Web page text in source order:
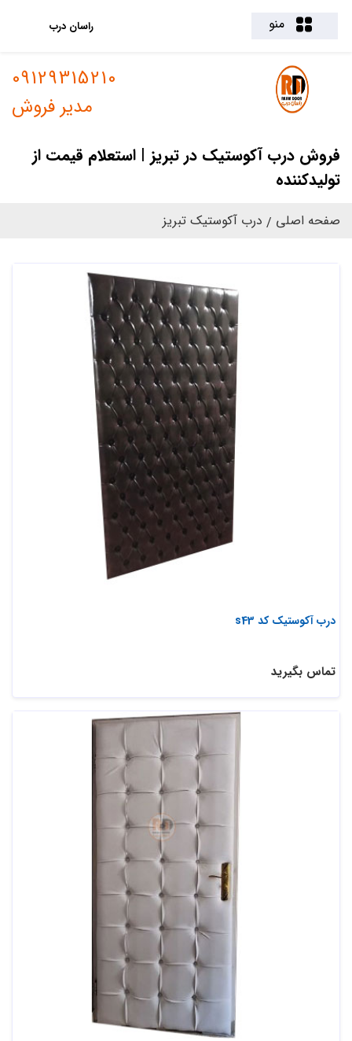
منو راسان درب
فروش درب آکوستیک در تبریز | استعلام قیمت از
تولیدکننده
09129315210
مدیر فروش
صفحه اصلی درب آکوستیک تبریز
درب آکوستیک کد s43
تماس بگیرید